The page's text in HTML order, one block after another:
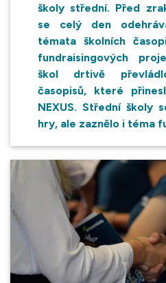
školy střední. Před
se celý den
témata školních
fundraisingových
škol drtivě
časopisů, které
NEXUS. Střední školy
hry, ale zaznělo i téma